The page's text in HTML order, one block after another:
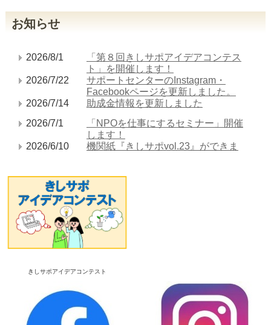
お知らせ
2026/8/1
「第８回きしサポアイデアコンテス
ト」を開催します！
2026/7/22
サポートセンターのInstagram・
Facebookページを更新しました。
2026/7/14
助成金情報を更新しました
2026/7/1
「NPOを仕事にするセミナー」開催
します！
2026/6/10
機関紙『きしサポvol.23』ができま
開催いたします
2026/1/22
「SNS入門講座講座」を開催しま
す！
2026/1/15
【YouTube動画】をアップしました
☆彡
2025/11/26
『最終選考会』を開催します！
市民活動入門セミナーを開催します
2025/5/7
ファンドレイジングセミナーを開催
します
きしサポアイデアコンテスト